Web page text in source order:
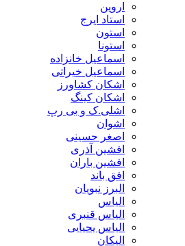
استاد ایرج
اسماعیل خانزاده
اسماعیل خیراتی
اشکان کشاورز
اشکان کینگ
اشلی.ک و بی رپ
اصغر حسینی
افشین آذری
افشین باران
افق باند
البرز نبویان
الیاس قنبرى
الیاس یحیایی